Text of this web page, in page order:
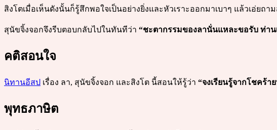
สิงโตเมื่อเห็นดังนั้นก็รู้สึกพอใจเป็นอย่างยิ่งและหัวเราะออกมาเบาๆ แล้วเอ่ยถา
สุนัขจิ้งจอกจึงรีบตอบกลับไปในทันทีว่า “ชะตากรรมของลานั่นแหละขอรับ ท่าน
คติสอนใจ
นิทานอีสป เรื่อง ลา, สุนัขจิ้งจอก และสิงโต นี้สอนให้รู้ว่า “จงเรียนรู้จากโชคร้า
พุทธภาษิต